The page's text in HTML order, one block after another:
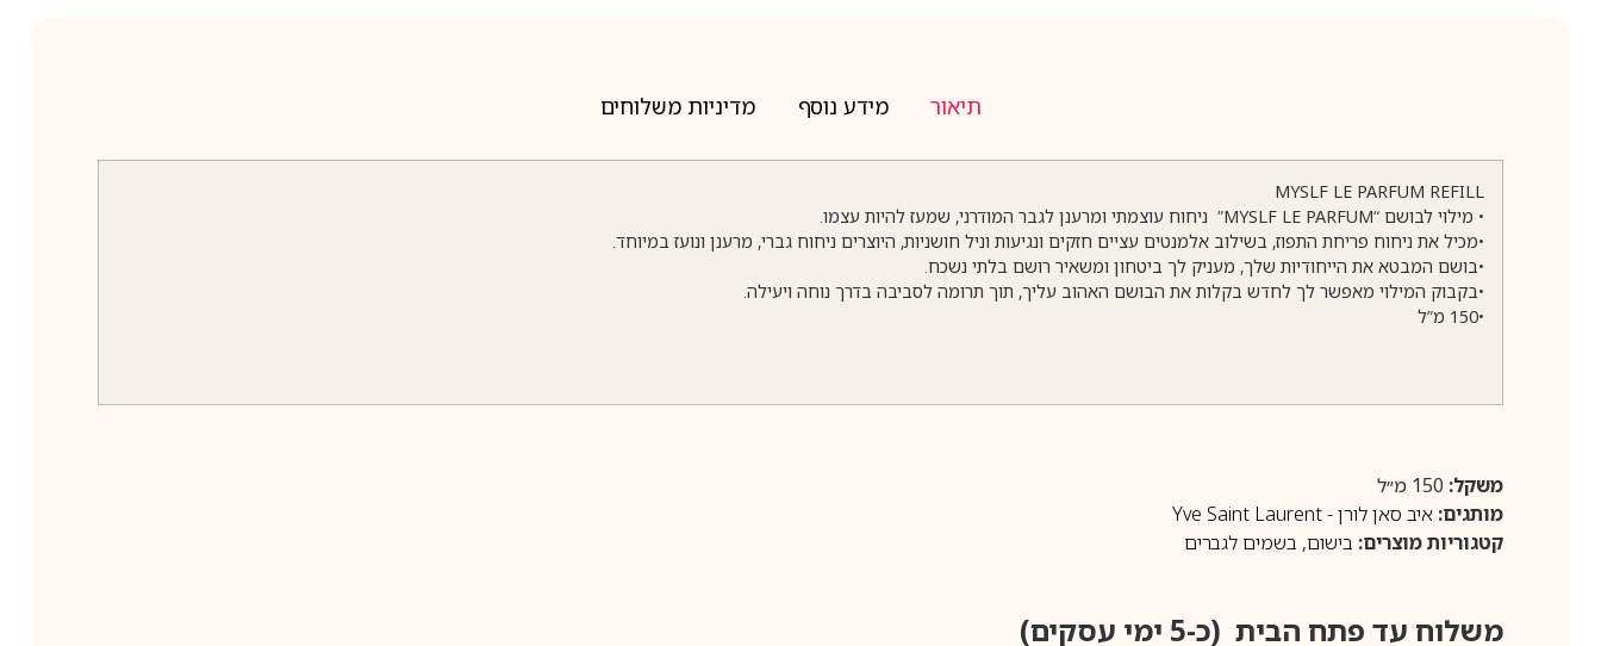
תיאור מידע נוסף מדיניות משלוחים
MYSLF LE PARFUM REFILL
• מילוי לבושם “MYSLF LE PARFUM” ניחוח עוצמתי ומרענן לגבר המודרני, שמעז להיות עצמו.
•מכיל את ניחוח פריחת התפוז, בשילוב אלמנטים עציים חזקים ונגיעות וניל חושניות, היוצרים ניחוח גברי, מרענן ונועז במיוחד.
•בושם המבטא את הייחודיות שלך, מעניק לך ביטחון ומשאיר רושם בלתי נשכח.
•בקבוק המילוי מאפשר לך לחדש בקלות את הבושם האהוב עליך, תוך תרומה לסביבה בדרך נוחה ויעילה.
•150 מ”ל
משקל:
מותגים: איב סאן לורן - Yve Saint Laurent
קטגוריות מוצרים: בישום, בשמים לגברים
משלוח עד פתח הבית (כ-5 ימי עסקים)